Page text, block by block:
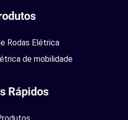
Rodas Elétrica
de mobilidade
Rápidos